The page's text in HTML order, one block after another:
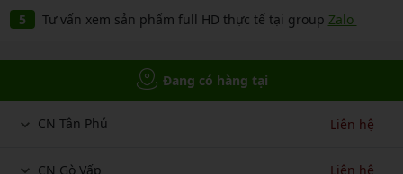
Tư vấn xem sản phẩm full HD thực tế tại group Zalo
Đang có hàng tại
CN Tân Phú Liên hệ
CN Gò Vấp Liên hệ